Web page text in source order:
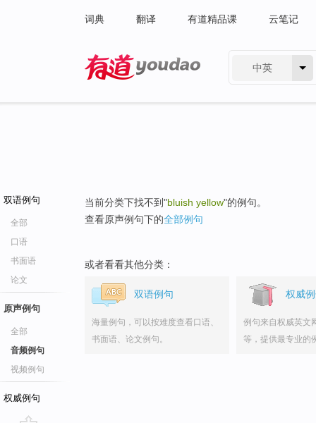
词典 翻译 有道精品课 云笔记
中英
双语例句
全部
口语
书面语
论文
原声例句
全部
音频例句
视频例句
权威例句
当前分类下找不到"bluish yellow"的例句。
查看原声例句下的全部例句
或者看看其他分类：
双语例句
海量例句，可以按难度查看口语、
书面语、论文例句。
权威
例句来自权威英文
等，提供最专业的